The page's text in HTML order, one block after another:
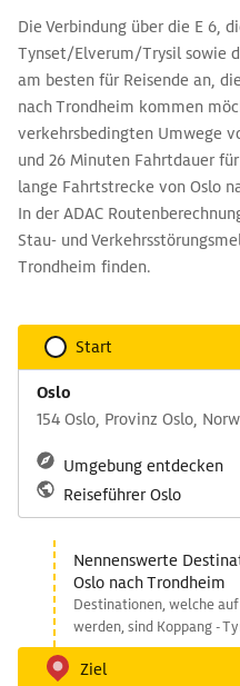
Die Verbindung über die E 6,
Tynset/Elverum/Trysil sowie
am besten für Reisende an,
nach Trondheim kommen
verkehrsbedingten Umwege
und 26 Minuten Fahrtdauer
lange Fahrtstrecke von Oslo
In der ADAC
Stau- und
Trondheim finden.
Start
Oslo
154 Oslo, Provinz Oslo,
Umgebung entdecken
Reiseführer Oslo
Nennenswerte
Oslo nach Trondheim
Destinationen, welche
werden, sind Koppang -
Ziel